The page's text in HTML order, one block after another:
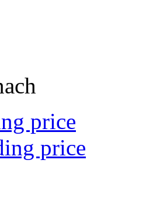
price
price